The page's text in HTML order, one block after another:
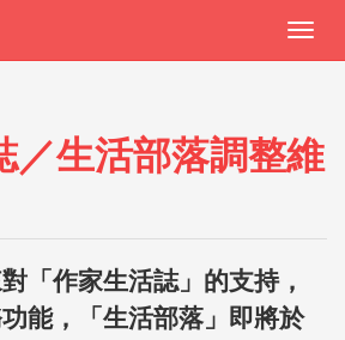
／生活部落調整維
「作家生活誌」的支持，
能，「生活部落」即將於